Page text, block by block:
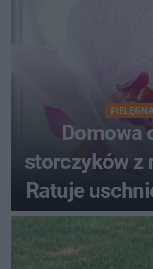
Domowa
storczyków z
Ratuje